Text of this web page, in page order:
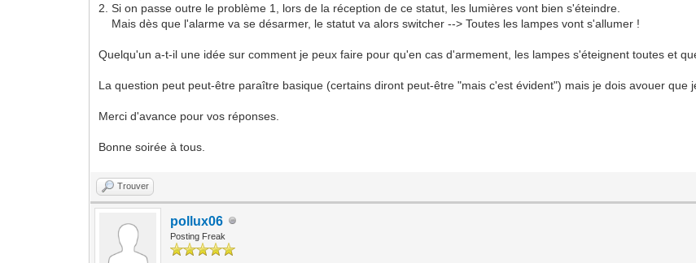
2. Si on passe outre le problème 1, lors de la réception de ce statut, les lumières vont bien s'éteindre.
Mais dès que l'alarme va se désarmer, le statut va alors switcher --> Toutes les lampes vont s'allumer !
Quelqu'un a-t-il une idée sur comment je peux faire pour qu'en cas d'armement, les lampes s'éteignent toutes et
La question peut peut-être paraître basique (certains diront peut-être "mais c'est évident") mais je dois avouer que
Merci d'avance pour vos réponses.
Bonne soirée à tous.
Trouver
pollux06
Posting Freak